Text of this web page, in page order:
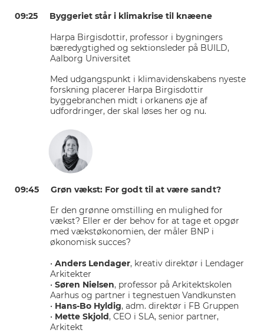
09:25 Byggeriet står i klimakrise til knæene
Harpa Birgisdottir, professor i bygningers
bæredygtighed og sektionsleder på BUILD,
Aalborg Universitet
Med udgangspunkt i klimavidenskabens nyeste
forskning placerer Harpa Birgisdottir
byggebranchen midt i orkanens øje af
udfordringer, der skal løses her og nu.
09:45 Grøn vækst: For godt til at være sandt?
Er den grønne omstilling en mulighed for
vækst? Eller er der behov for at tage et opgør
med vækstøkonomien, der måler BNP i
økonomisk succes?
• Anders Lendager, kreativ direktør i Lendager
Arkitekter
• Søren Nielsen, professor på Arkitektskolen
Aarhus og partner i tegnestuen Vandkunsten
• Hans-Bo Hyldig, adm. direktør i FB Gruppen
• Mette Skjold, CEO i SLA, senior partner,
Arkitekt